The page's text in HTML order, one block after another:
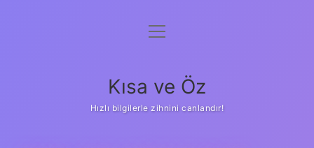
Anasayfa
Yasal Uyarı
menüyü
Kısa ve Öz
Hızlı bilgilerle zihnini canlandır!